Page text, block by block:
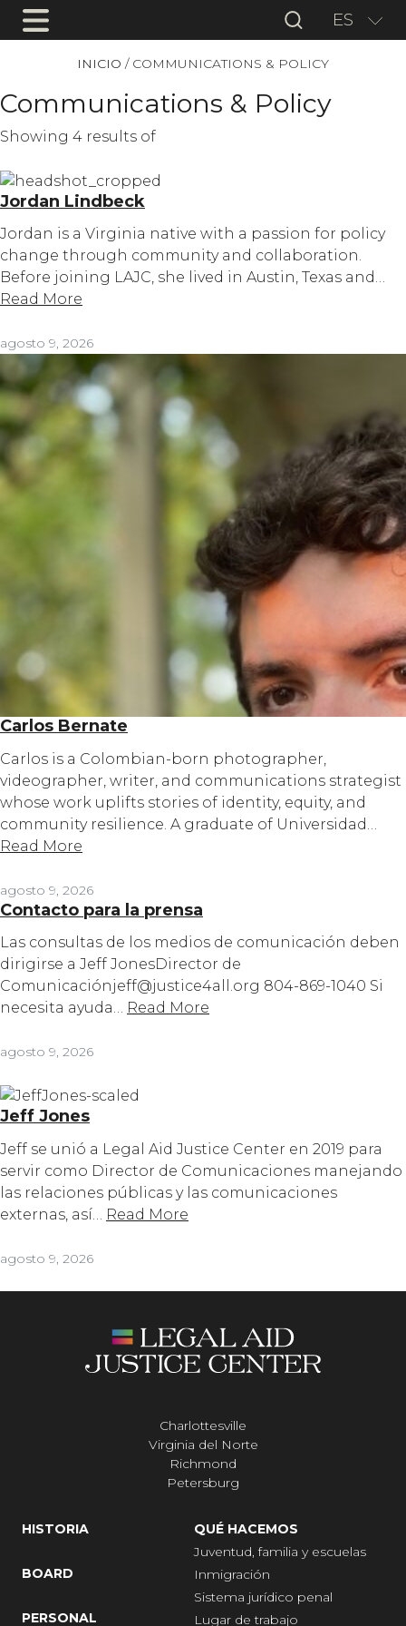
ES
INICIO / COMMUNICATIONS & POLICY
Communications & Policy
Showing 4 results of
Jordan Lindbeck
Jordan is a Virginia native with a passion for policy
change through community and collaboration.
Before joining LAJC, she lived in Austin, Texas and…
Read More
agosto 9, 2026
Carlos Bernate
Carlos is a Colombian-born photographer,
videographer, writer, and communications strategist
whose work uplifts stories of identity, equity, and
community resilience. A graduate of Universidad…
Read More
agosto 9, 2026
Contacto para la prensa
Las consultas de los medios de comunicación deben
dirigirse a Jeff JonesDirector de
Comunicaciónjeff@justice4all.org 804-869-1040 Si
necesita ayuda… Read More
agosto 9, 2026
Jeff Jones
Jeff se unió a Legal Aid Justice Center en 2019 para
servir como Director de Comunicaciones manejando
las relaciones públicas y las comunicaciones
externas, así…
Read More
agosto 9, 2026
Charlottesville
Virginia del Norte
Richmond
Petersburg
HISTORIA
BOARD
PERSONAL
QUÉ HACEMOS
Juventud, familia y escuelas
Inmigración
Sistema jurídico penal
Lugar de trabajo